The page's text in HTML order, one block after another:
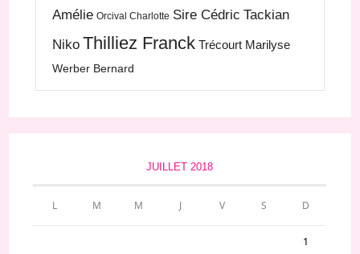
Amélie Orcival Charlotte Sire Cédric Tackian
Niko Thilliez Franck Trécourt Marilyse
Werber Bernard
JUILLET 2018
L M M J V S D
1